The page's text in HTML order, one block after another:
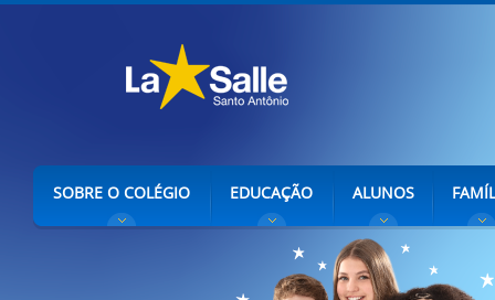
SOBRE O COLÉGIO EDUCAÇÃO ALUNOS